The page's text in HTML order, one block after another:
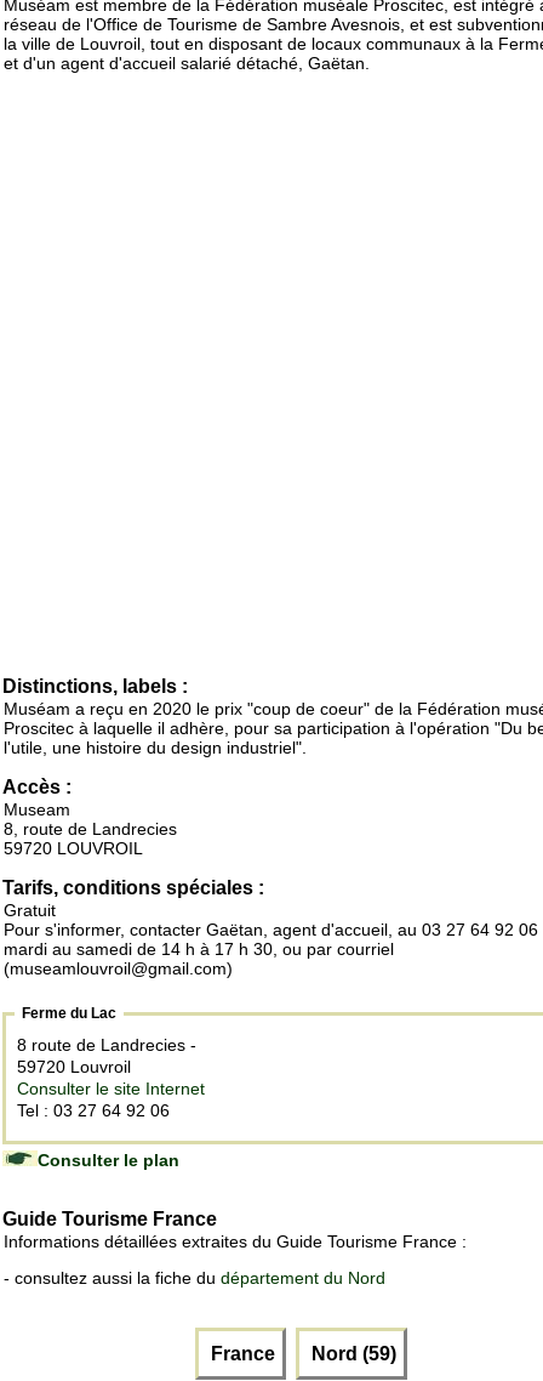
Muséam est membre de la Fédération muséale Proscitec, est intégré
réseau de l'Office de Tourisme de Sambre Avesnois, et est
la ville de Louvroil, tout en disposant de locaux communaux à la
et d'un agent d'accueil salarié détaché, Gaëtan.
Distinctions, labels :
Muséam a reçu en 2020 le prix "coup de coeur" de la Fédération
Proscitec à laquelle il adhère, pour sa participation à l'opération "Du
l'utile, une histoire du design industriel".
Accès :
Museam
8, route de Landrecies
59720 LOUVROIL
Tarifs, conditions spéciales :
Gratuit
Pour s'informer, contacter Gaëtan, agent d'accueil, au 03 27 64 92 06
mardi au samedi de 14 h à 17 h 30, ou par courriel
(museamlouvroil@gmail.com)
Ferme du Lac
8 route de Landrecies -
59720 Louvroil
Consulter le site Internet
Tel : 03 27 64 92 06
Consulter le plan
Guide Tourisme France
Informations détaillées extraites du Guide Tourisme France :
- consultez aussi la fiche du département du Nord
France Nord (59)